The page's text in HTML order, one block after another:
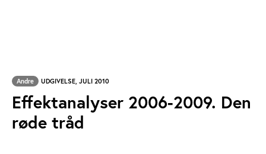
Andre UDGIVELSE, JULI 2010
Effektanalyser 2006-2009. Den
røde tråd